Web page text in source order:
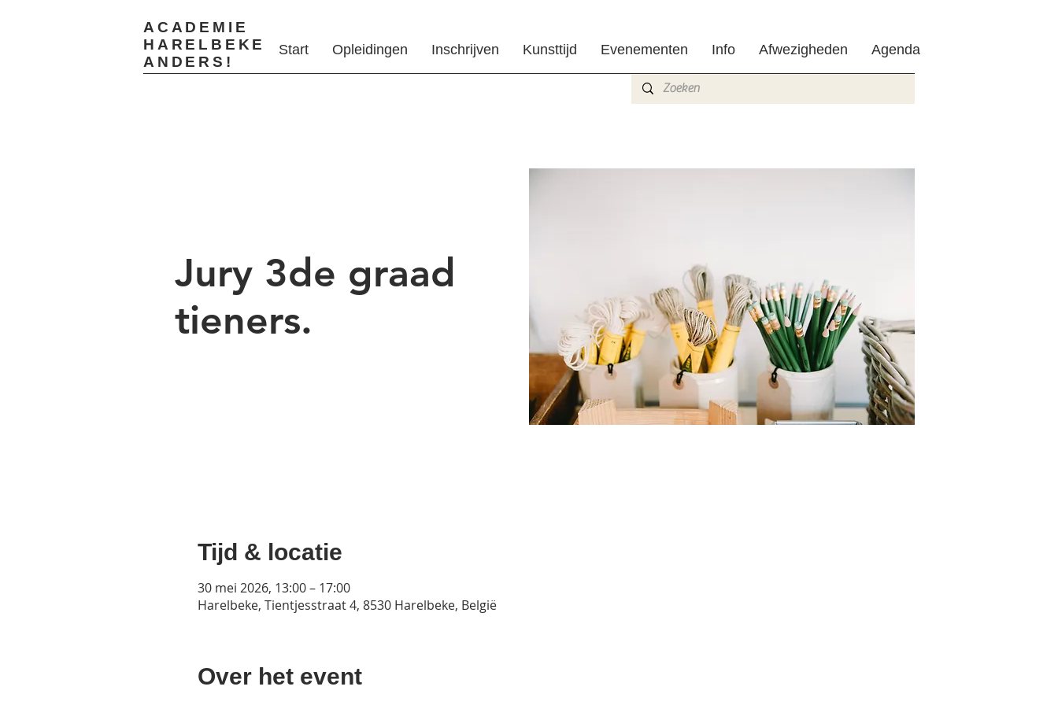
ACADEMIE
HARELBEKE
ANDERS!
Start Opleidingen Inschrijven Kunsttijd Evenementen Info Afwezigheden Agenda
Jury 3de graad
tieners.
Tijd & locatie
30 mei 2026, 13:00 – 17:00
Harelbeke, Tientjesstraat 4, 8530 Harelbeke, België
Over het event